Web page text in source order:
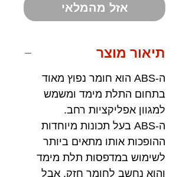
אזל מהמלאי
תיאור מוצר
ה-ABS הוא חומר נפוץ מאוד
בתחום התלת מימד ומשמש
למגוון אפליקציות רחב.
ה-ABS בעל תכונות מיוחדות
ההופכות אותו מתאים ביותר
לשימוש במדפסות תלת מימד
והוא נחשב לחומר חזק, אבל